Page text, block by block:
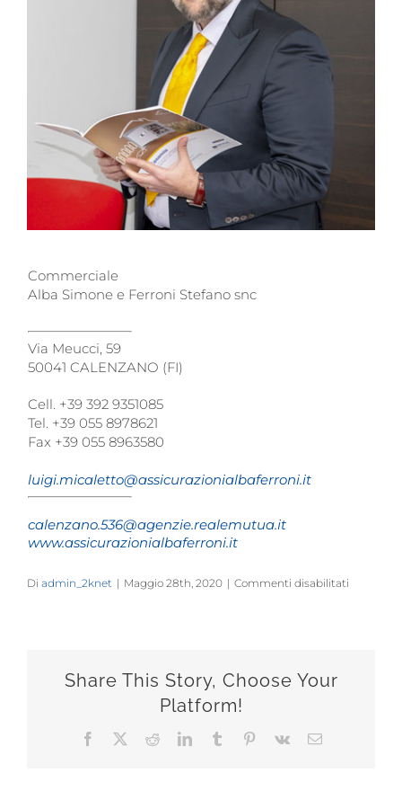
Commerciale
Alba Simone e Ferroni Stefano snc
Via Meucci, 59
50041 CALENZANO (FI)
Cell. +39 392 9351085
Tel. +39 055 8978621
Fax +39 055 8963580
luigi.micaletto@assicurazionialbaferroni.it
calenzano.536@agenzie.realemutua.it
www.assicurazionialbaferroni.it
Di admin_2knet | Maggio 28th, 2020 | Commenti disabilitati
Share This Story, Choose Your
Platform!
Facebook RedditLinkedInTumblr Pinterest
Vk Email